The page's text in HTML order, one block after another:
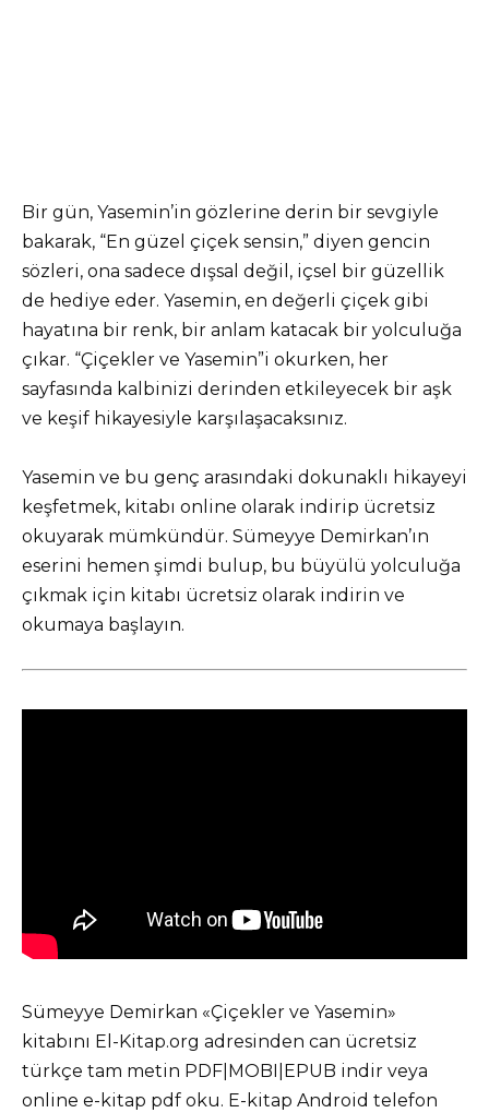
Bir gün, Yasemin’in gözlerine derin bir sevgiyle
bakarak, “En güzel çiçek sensin,” diyen gencin
sözleri, ona sadece dışsal değil, içsel bir güzellik
de hediye eder. Yasemin, en değerli çiçek gibi
hayatına bir renk, bir anlam katacak bir yolculuğa
çıkar. “Çiçekler ve Yasemin”i okurken, her
sayfasında kalbinizi derinden etkileyecek bir aşk
ve keşif hikayesiyle karşılaşacaksınız.
Yasemin ve bu genç arasındaki dokunaklı hikayeyi
keşfetmek, kitabı online olarak indirip ücretsiz
okuyarak mümkündür. Sümeyye Demirkan’ın
eserini hemen şimdi bulup, bu büyülü yolculuğa
çıkmak için kitabı ücretsiz olarak indirin ve
okumaya başlayın.
Sümeyye Demirkan «Çiçekler ve Yasemin»
kitabını El-Kitap.org adresinden can ücretsiz
türkçe tam metin PDF|MOBI|EPUB indir veya
online e-kitap pdf oku. E-kitap Android telefon